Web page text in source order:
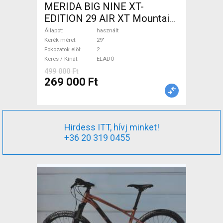
MERIDA BIG NINE XT-
EDITION 29 AIR XT Mountain
Bike 29" elöl teleszkópos
használt ELADÓ
Állapot
használt
Kerék méret
29"
Fokozatok elöl
2
Keres / Kínál
ELADÓ
499 000 Ft
269 000 Ft
Hirdess ITT, hívj minket!
+36 20 319 0455